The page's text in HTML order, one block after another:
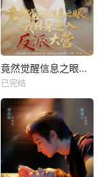
竟然觉醒信息之眼，我转身进入反派大营
已完结